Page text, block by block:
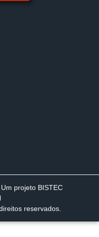
projeto BISTEC
reservados.